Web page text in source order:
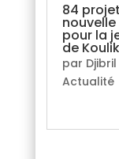
84
pour la
de
par
Actualité